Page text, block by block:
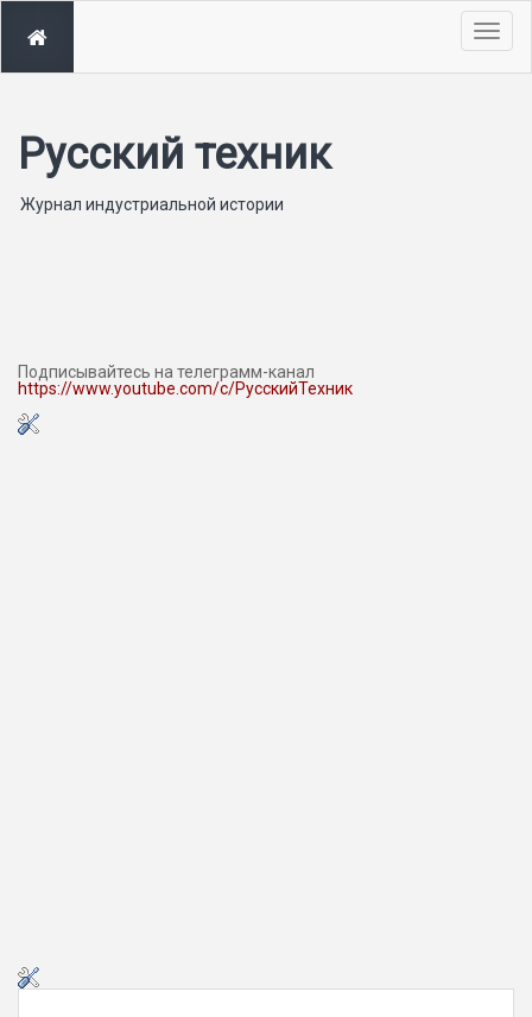
Русский техник
Журнал индустриальной истории
Подписывайтесь на телеграмм-канал
https://www.youtube.com/c/РусскийТехник